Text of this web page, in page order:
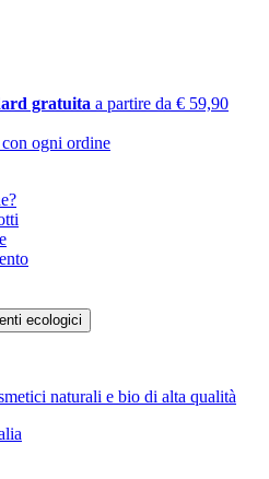
gratuita a partire da € 59,90
ogni ordine
naturali e bio di alta qualità